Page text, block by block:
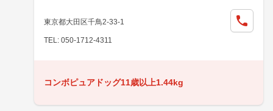
東京都大田区千鳥2-33-1
TEL: 050-1712-4311
コンボピュアドッグ11歳以上1.44kg